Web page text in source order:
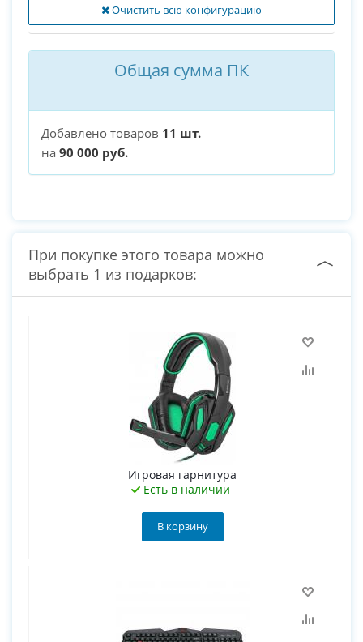
Очистить всю конфигурацию
Общая сумма ПК
Добавлено товаров 11 шт.
на 90 000 руб.
При покупке этого товара можно
выбрать 1 из подарков:
Игровая гарнитура
Есть в наличии
В корзину